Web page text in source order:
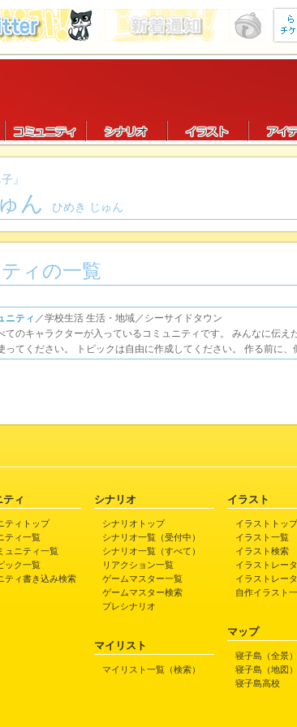
』
ん ひめき じゅん
ィの一覧
ニティ ／学校生活 生活・地域／シーサイドタウン
てのキャラクターが入っているコミュニティです。 みんなに伝え
ってください。 トピックは自由に作成してください。 作る前に
ティ
ティトップ
ティ一覧
ュニティ一覧
ック一覧
ティ書き込み検索
シナリオ
シナリオトップ
シナリオ一覧（受付中）
シナリオ一覧（すべて）
リアクション一覧
ゲームマスター一覧
ゲームマスター検索
プレシナリオ
マイリスト
マイリスト一覧（検索）
イラスト
イラストトップ
イラスト一覧
イラスト検索
イラストレー
イラストレー
自作イラスト
マップ
寝子島（全景）
寝子島（地図）
寝子島高校